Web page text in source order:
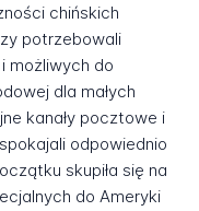
chińskich
potrzebowali
możliwych do
dla małych
kanały pocztowe i
odpowiednio
skupiła się na
do Ameryki